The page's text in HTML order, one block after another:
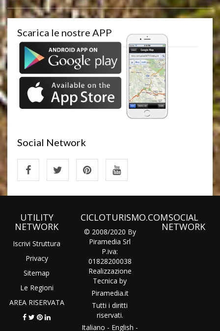
Scarica le nostre APP
Social Network
UTILITY
NETWORK
Iscrivi Struttura
Privacy
Sitemap
Le Regioni
AREA RISERVATA
CICLOTURISMO.COM
© 2008/2020 By
Piramedia Srl
P.iva:
01828200038
Realizzazione
Tecnica by
Piramedia.it
Tutti i diritti
riservati.
Italiano - English -
SOCIAL
NETWORK